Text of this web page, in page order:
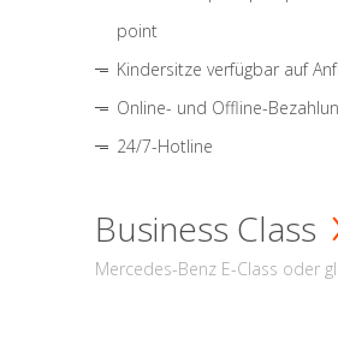
point
Kindersitze verfügbar auf
Online- und Offline-
24/7-Hotline
Business Class
Mercedes-Benz E-Class oder